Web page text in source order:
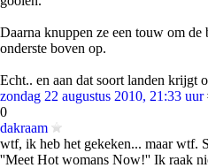
Daarna knuppen ze een touw om de
onderste boven op.
Echt.. en aan dat soort landen krijgt
zondag 22 augustus 2010, 21:33 uur
0
dakraam
wtf, ik heb het gekeken... maar wtf.
''Meet Hot womans Now!'' Ik raak